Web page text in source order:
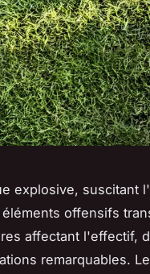
explosive, suscitant
offensifs
affectant l'effectif,
remarquables.